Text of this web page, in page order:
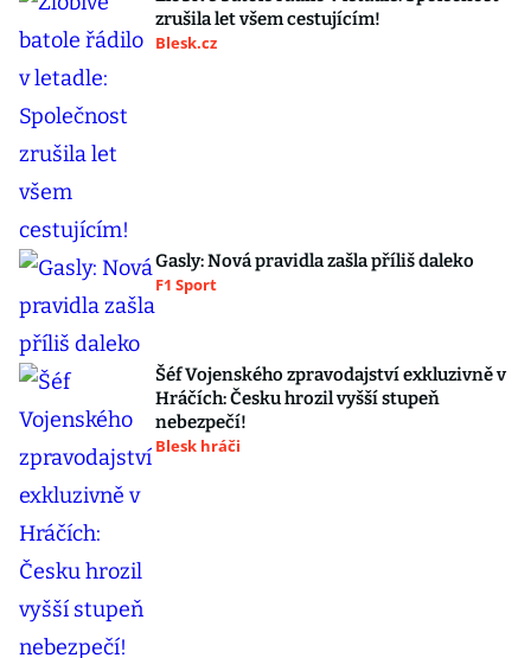
zrušila let všem cestujícím!
Blesk.cz
Gasly: Nová pravidla zašla příliš daleko
F1 Sport
Šéf Vojenského zpravodajství exkluzivně v
Hráčích: Česku hrozil vyšší stupeň
nebezpečí!
Blesk hráči